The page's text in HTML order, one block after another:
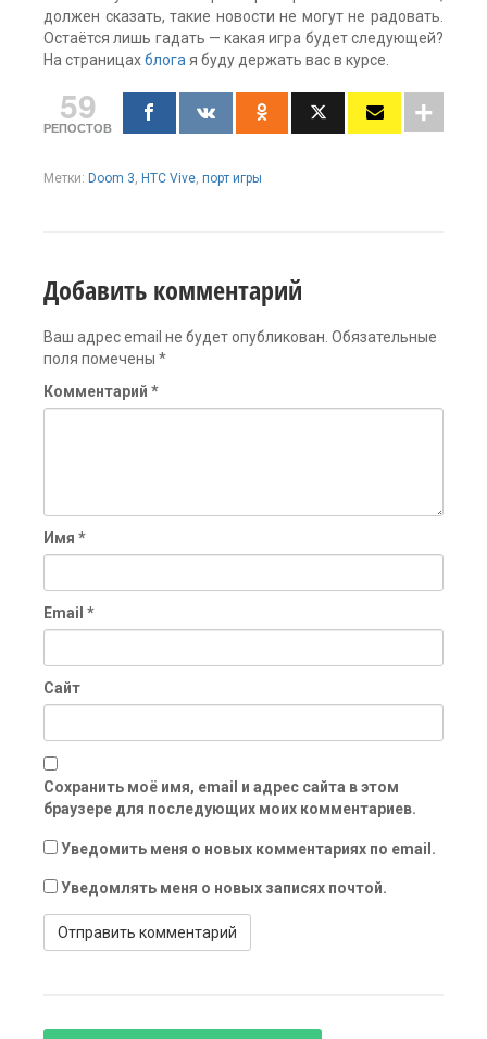
должен сказать, такие новости не могут не радовать.
Остаётся лишь гадать — какая игра будет следующей?
На страницахблога я буду держать вас в курсе.
59
РЕПОСТОВ
Метки: Doom 3, HTC Vive, порт игры
Добавить комментарий
Ваш адрес email не будет опубликован. Обязательные
поля помечены *
Комментарий *
Имя *
Email *
Сайт
Сохранить моё имя, email и адрес сайта в этом
браузере для последующих моих комментариев.
Уведомить меня о новых комментариях по email.
Уведомлять меня о новых записях почтой.